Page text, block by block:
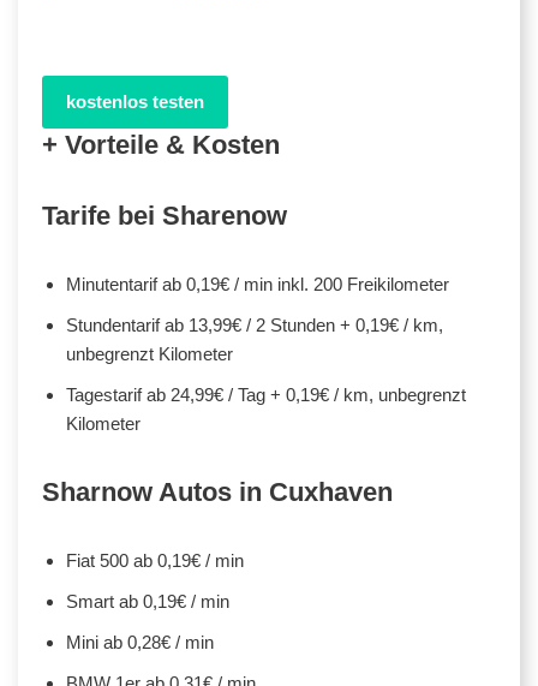
kostenlos testen
+ Vorteile & Kosten
Tarife bei Sharenow
Minutentarif ab 0,19€ / min inkl. 200 Freikilometer
Stundentarif ab 13,99€ / 2 Stunden + 0,19€ / km,
unbegrenzt Kilometer
Tagestarif ab 24,99€ / Tag + 0,19€ / km, unbegrenzt
Kilometer
Sharnow Autos in Cuxhaven
Fiat 500 ab 0,19€ / min
Smart ab 0,19€ / min
Mini ab 0,28€ / min